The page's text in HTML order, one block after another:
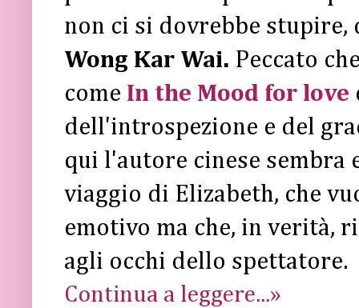
non ci si dovrebbe stupire,
Wong Kar Wai. Peccato
come In the Mood for love
dell'introspezione e del
qui l'autore cinese sembra
viaggio di Elizabeth, che
emotivo ma che, in verità,
agli occhi dello spettatore.
Continua a leggere...»